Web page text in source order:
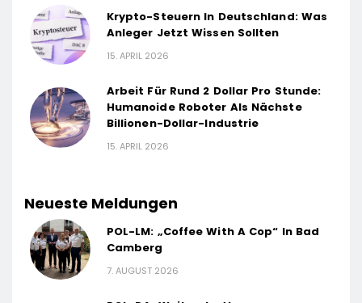
Krypto-Steuern In Deutschland: Was
Anleger Jetzt Wissen Sollten
15. APRIL 2026
Arbeit Für Rund 2 Dollar Pro Stunde:
Humanoide Roboter Als Nächste
Billionen-Dollar-Industrie
15. APRIL 2026
Neueste Meldungen
POL-LM: „Coffee With A Cop“ In Bad
Camberg
7. AUGUST 2026